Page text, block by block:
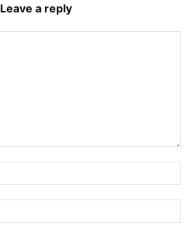
Leave a reply